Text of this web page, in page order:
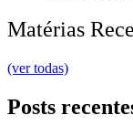
Matérias
(ver todas)
Posts